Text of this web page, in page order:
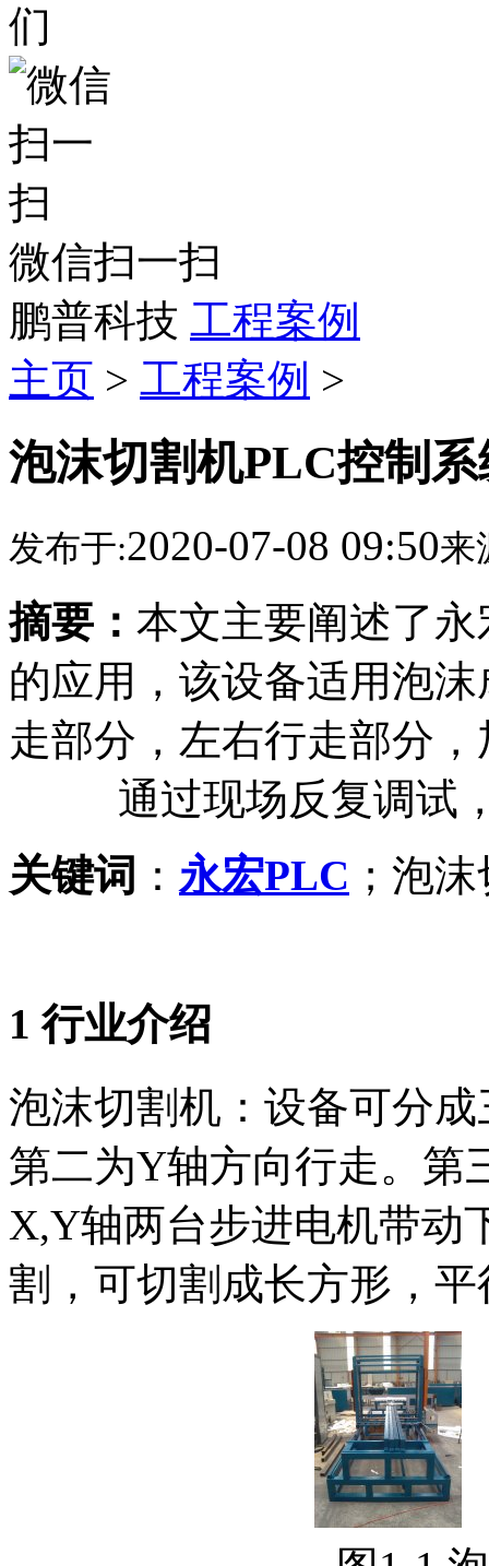
微信扫一扫
鹏普科技 工程案例
主页 > 工程案例 >
泡沫切割机PLC控制系
发布于:2020-07-08 09:50来
摘要： 本文主要阐述了
的应用，该设备适用泡
走部分，左右行走部分
通过现场反复调试，
关键词 ： 永宏PLC ；泡
1行业介绍
泡沫切割机：设备可分
第二为Y轴方向行走。第
X,Y轴两台步进电机带动
割，可切割成长方形，